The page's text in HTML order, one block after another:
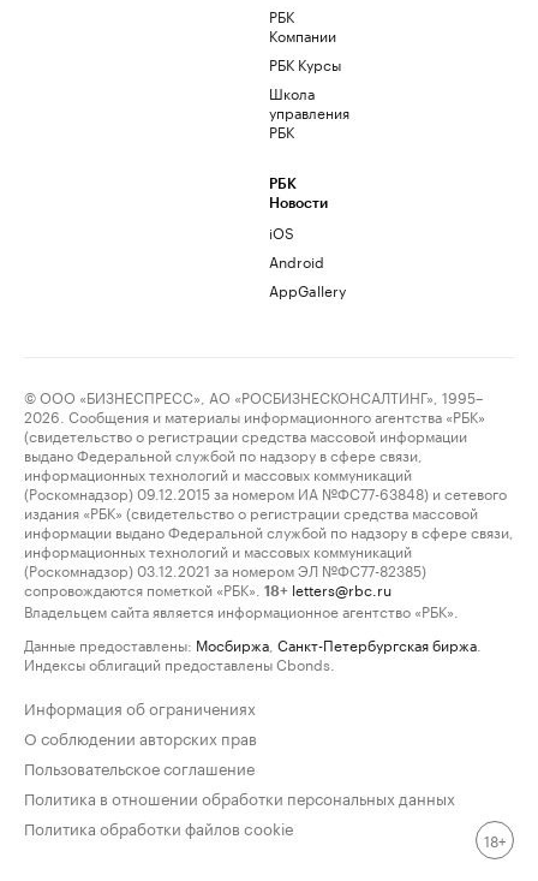
РБК
Компании
РБК Курсы
Школа
управления
РБК
РБК
Новости
iOS
Android
AppGallery
© ООО «БИЗНЕСПРЕСС», АО «РОСБИЗНЕСКОНСАЛТИНГ», 1995–
2026. Сообщения и материалы информационного агентства «РБК»
(свидетельство о регистрации средства массовой информации
выдано Федеральной службой по надзору в сфере связи,
информационных технологий и массовых коммуникаций
(Роскомнадзор) 09.12.2015 за номером ИА №ФС77-63848) и сетевого
издания «РБК» (свидетельство о регистрации средства массовой
информации выдано Федеральной службой по надзору в сфере связи,
информационных технологий и массовых коммуникаций
(Роскомнадзор) 03.12.2021 за номером ЭЛ №ФС77-82385)
сопровождаются пометкой «РБК».
18+ letters@rbc.ru
Владельцем сайта является информационное агентство «РБК».
Данные предоставлены: Мосбиржа Санкт-Петербургская биржа
Индексы облигаций предоставлены Cbonds.
Информация об ограничениях
О соблюдении авторских прав
Пользовательское соглашение
Политика в отношении обработки персональных данных
Политика обработки файлов cookie
18+